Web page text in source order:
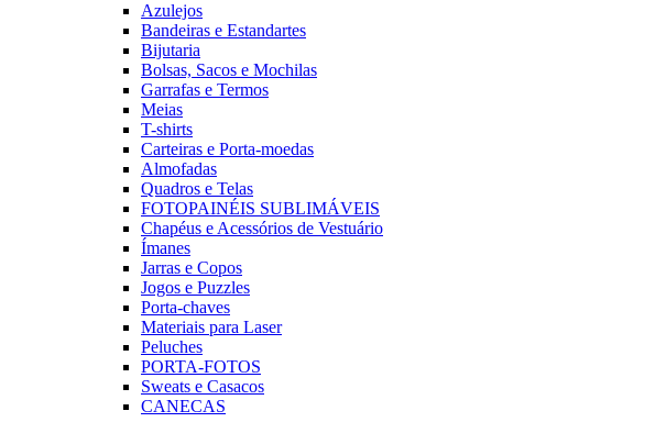
Azulejos
Bandeiras e Estandartes
Bijutaria
Bolsas, Sacos e Mochilas
Garrafas e Termos
Meias
T-shirts
Carteiras e Porta-moedas
Almofadas
Quadros e Telas
FOTOPAINÉIS SUBLIMÁVEIS
Chapéus e Acessórios de Vestuário
Ímanes
Jarras e Copos
Jogos e Puzzles
Porta-chaves
Materiais para Laser
Peluches
PORTA-FOTOS
Sweats e Casacos
CANECAS